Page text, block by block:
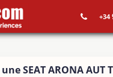
+34
SEAT ARONA AUT